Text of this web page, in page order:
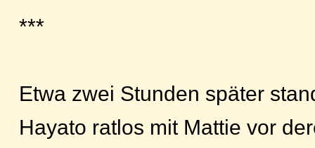
***
Etwa zwei Stunden später
Hayato ratlos mit Mattie vor